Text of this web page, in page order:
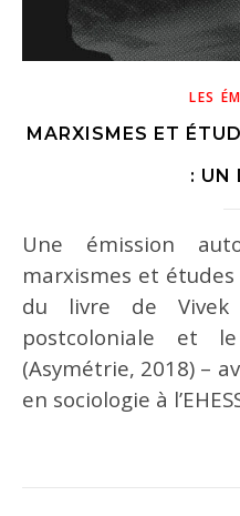
LES
MARXISMES ET
: UN
Une émission autour du débat entre
marxismes et
du livre de Vivek
postcoloniale et
(Asymétrie, 2018) –
en sociologie à